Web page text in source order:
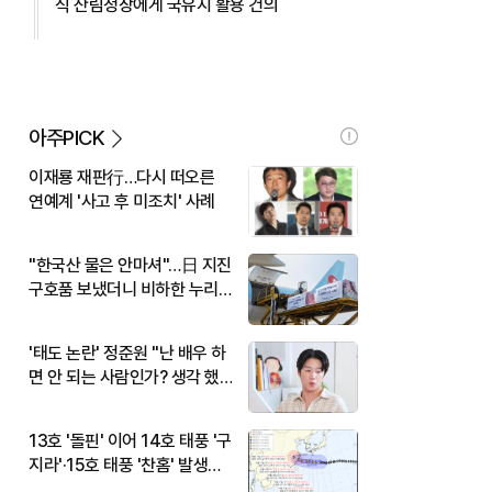
식 산림청장에게 국유지 활용 건의
아주PICK
이재룡 재판行…다시 떠오른
연예계 '사고 후 미조치' 사례
"한국산 물은 안마셔"…日 지진
구호품 보냈더니 비하한 누리
'태도 논란' 정준원 "난 배우 하
면 안 되는 사람인가? 생각 했
13호 '돌핀' 이어 14호 태풍 '구
지라'·15호 태풍 '찬홈' 발생…